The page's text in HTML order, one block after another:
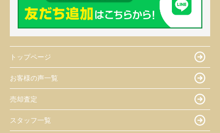
トップページ
お客様の声一覧
売却査定
スタッフ一覧